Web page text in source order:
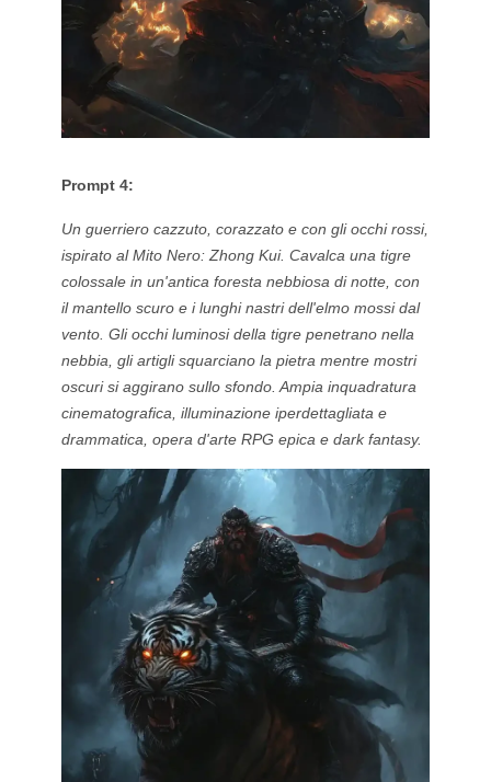
Prompt 4:
Un guerriero cazzuto, corazzato e con gli occhi rossi,
ispirato al Mito Nero: Zhong Kui. Cavalca una tigre
colossale in un'antica foresta nebbiosa di notte, con
il mantello scuro e i lunghi nastri dell'elmo mossi dal
vento. Gli occhi luminosi della tigre penetrano nella
nebbia, gli artigli squarciano la pietra mentre mostri
oscuri si aggirano sullo sfondo. Ampia inquadratura
cinematografica, illuminazione iperdettagliata e
drammatica, opera d'arte RPG epica e dark fantasy.